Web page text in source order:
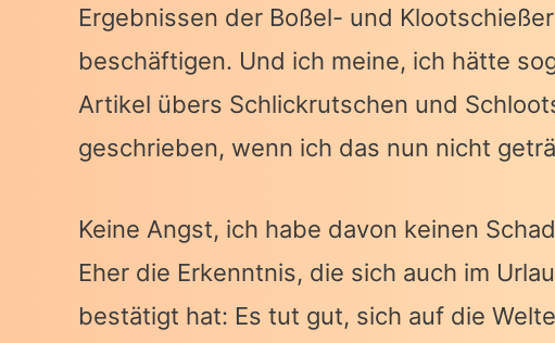
Ergebnissen der Boßel- und
beschäftigen. Und ich meine, ich hätte
Artikel übers Schlickrutschen und
geschrieben, wenn ich das nun nicht
Keine Angst, ich habe davon keinen
Eher die Erkenntnis, die sich auch im
bestätigt hat: Es tut gut, sich auf die